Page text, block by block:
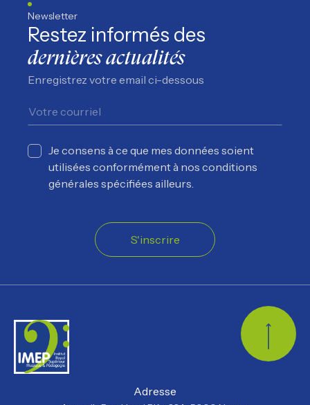
Newsletter
Restez informés des
dernières actualités
Enregistrez votre email ci-dessous
Je consens à ce que mes données soient
utilisées conformément à nos conditions
générales spécifiées ailleurs.
S'inscrire
Adresse